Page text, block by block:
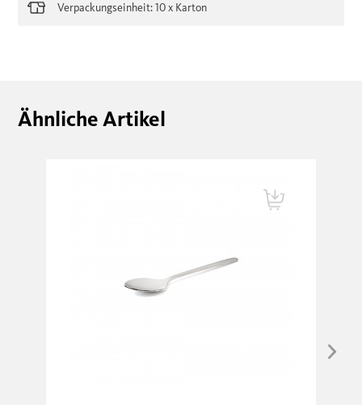
Verpackungseinheit: 10 x Karton
Ähnliche Artikel